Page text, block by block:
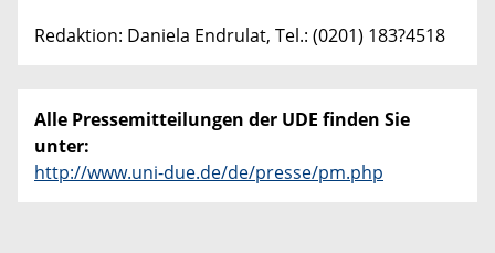
Redaktion: Daniela Endrulat, Tel.: (0201) 183?4518
Alle Pressemitteilungen der UDE finden Sie
unter:
http://www.uni-due.de/de/presse/pm.php